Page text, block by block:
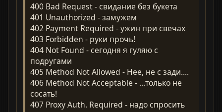
400 Bad Request - свидание без букета
401 Unauthorized - замужем
402 Payment Required - ужин при свечах
403 Forbidden - руки прочь!
404 Not Found - сегодня я гуляю с
подругами
405 Method Not Allowed - Нее, не с зади....
406 Method Not Acceptable - ...только не
сосать!
407 Proxy Auth. Required - надо спросить